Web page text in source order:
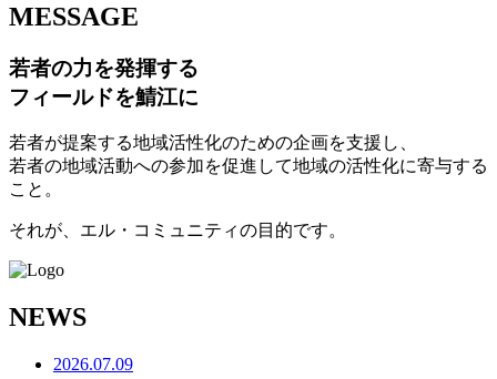
MESSAGE
若者の力を発揮する
フィールドを鯖江に
若者が提案する地域活性化のための企画を支援し、
若者の地域活動への参加を促進して地域の活性化に寄与する
こと。
それが、エル・コミュニティの目的です。
NEWS
2026.07.09